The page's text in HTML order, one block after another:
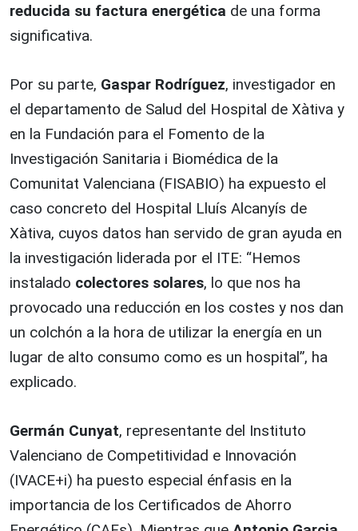
reducida su factura energética de una forma
significativa.
Por su parte, Gaspar Rodríguez, investigador en
el departamento de Salud del Hospital de Xàtiva y
en la Fundación para el Fomento de la
Investigación Sanitaria i Biomédica de la
Comunitat Valenciana (FISABIO) ha expuesto el
caso concreto del Hospital Lluís Alcanyís de
Xàtiva, cuyos datos han servido de gran ayuda en
la investigación liderada por el ITE: “Hemos
instalado colectores solares, lo que nos ha
provocado una reducción en los costes y nos dan
un colchón a la hora de utilizar la energía en un
lugar de alto consumo como es un hospital”, ha
explicado.
Germán Cunyat, representante del Instituto
Valenciano de Competitividad e Innovación
(IVACE+i) ha puesto especial énfasis en la
importancia de los Certificados de Ahorro